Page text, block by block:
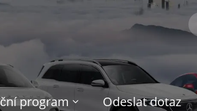
program Odeslat dotaz